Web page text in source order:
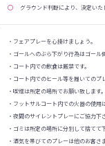
◯ グラウンド判断により、決定いた
・フェアプレーを心掛けましょう。
・ゴールへのぶら下がり行為はゴール
・コート内での飲食は厳禁です。
・コート内でのヒール等を履いてのプ
・喫煙は所定の場所でお願い致します。
・フットサルコート内での火器の使用
・夜間のサイレントプレーにご協力下
・ゴミは所定の場所に分別して捨てて
・酒気を帯びてのプレーは他のお客